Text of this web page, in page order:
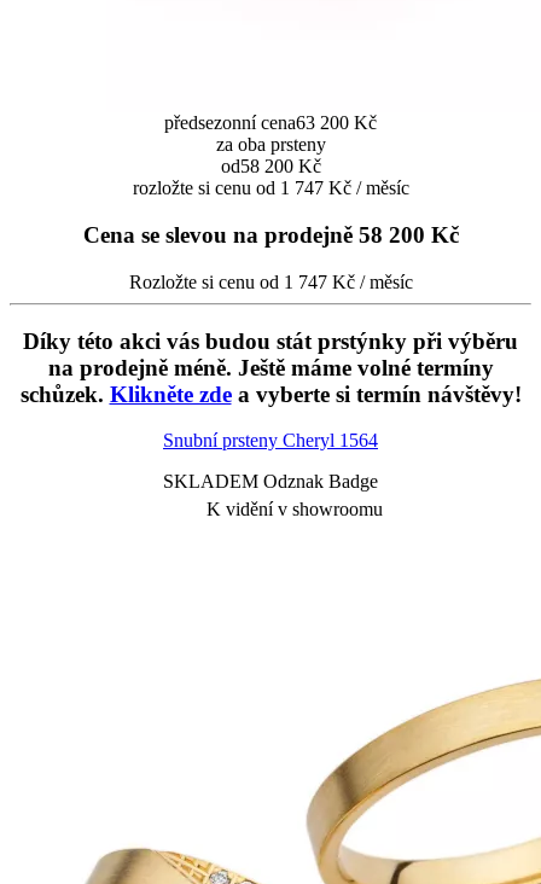
předsezonní cena63 200 Kč
za oba prsteny
od58 200 Kč
rozložte si cenu od 1 747 Kč / měsíc
Cena se slevou na prodejně 58 200 Kč
Rozložte si cenu od 1 747 Kč / měsíc
Díky této akci vás budou stát prstýnky při výběru
na prodejně méně. Ještě máme volné termíny
schůzek. Klikněte zdea vyberte si termín návštěvy!
Snubní prsteny Cheryl 1564
SKLADEM Odznak Badge
K vidění v showroomu